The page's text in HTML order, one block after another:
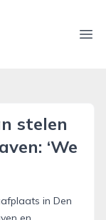
stelen
‘We
in Den